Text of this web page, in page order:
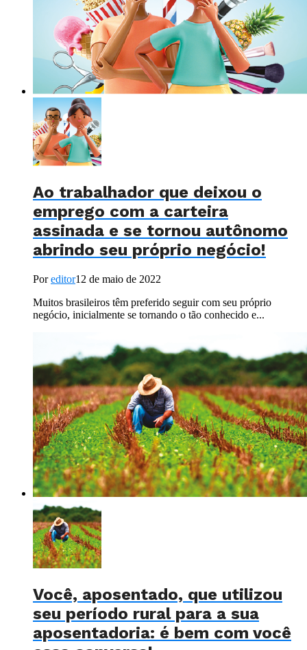
Ao trabalhador que deixou o
emprego com a carteira
assinada e se tornou autônomo
abrindo seu próprio negócio!
Poreditor12 de maio de 2022
Muitos brasileiros têm preferido seguir com seu próprio
negócio, inicialmente se tornando o tão conhecido e...
Você, aposentado, que utilizou
seu período rural para a sua
aposentadoria: é bem com você